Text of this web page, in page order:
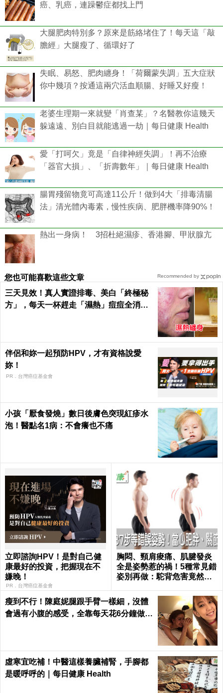
癌、乳癌，連躁鬱症都找上門
大腿肥肉特別多？原來是筋絡堵住了！每天這「敲
膽經」大腿瘦了、循環好了
失眠、易怒、肥肉纏身！「荷爾蒙失調」五大症狀
你中幾項？按通這兩穴活血順腸、好睡又好瘦！
老婆生理期一來就變「肖查某」？名醫教你這幾天
躲遠遠、別白目就能逃過一劫｜每日健康 Health
愛「打呵欠」竟是「自律神經失調」！再不治療
「器官大損」、「折壽數年」｜每日健康 Health
腸胃殘留物竟可高達11公斤！做到4大「排毒清腸
法」清光體內毒素，慢性疾病、肥胖機率降90%！
熱出一身病！ 3招杜絕濕疹、香港腳、甲狀腺亢
您也可能喜歡這些文章
三天見效！真人實證排毒、美白「終極秘
方」，每天一杯趕走「濕熱」痘痘全消失
伴侶和妳一起預防HPV，才有資格說愛
妳！
PR．台灣癌症基金會
小孩「厭食發燒」數日後膚色突現紅疹水
泡！醫點名1病：不會癢也不痛
立即諮詢HPV！是對自己健
康最好的投資，把握現在不
嫌晚！
PR．台灣癌症基金會
胸悶、頸肩痠痛、肌腱發炎
全是姿勢惹的禍！5種常見錯
姿別再做：駝背危害竟然這
瘦到不行！陳庭妮腿跟手臂一樣細，沒體
會過有小腹的感受，全靠每天花6分鐘做這
虛寒宜吃補！中醫這樣養臟補腎，手腳都
是暖呼呼的｜每日健康 Health
Recommended by